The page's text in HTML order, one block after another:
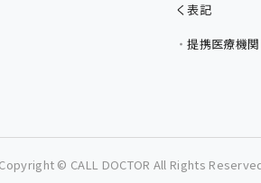
く表記
提携医療機関
Copyright © CALL DOCTOR All Rights